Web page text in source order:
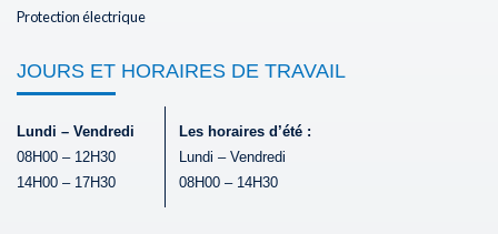
Protection électrique
JOURS ET HORAIRES DE TRAVAIL
Lundi – Vendredi
08H00 – 12H30
14H00 – 17H30
Les horaires d’été :
Lundi – Vendredi
08H00 – 14H30